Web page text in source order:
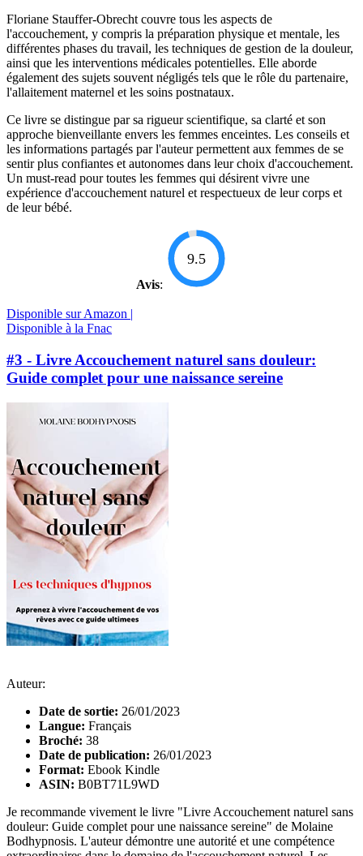
Floriane Stauffer-Obrecht couvre tous les aspects de
l'accouchement, y compris la préparation physique et mentale, les
différentes phases du travail, les techniques de gestion de la douleur,
ainsi que les interventions médicales potentielles. Elle aborde
également des sujets souvent négligés tels que le rôle du partenaire,
l'allaitement maternel et les soins postnataux.
Ce livre se distingue par sa rigueur scientifique, sa clarté et son
approche bienveillante envers les femmes enceintes. Les conseils et
les informations partagés par l'auteur permettent aux femmes de se
sentir plus confiantes et autonomes dans leur choix d'accouchement.
Un must-read pour toutes les femmes qui désirent vivre une
expérience d'accouchement naturel et respectueux de leur corps et
de leur bébé.
Avis:
9.5
Disponible sur Amazon |
Disponible à la Fnac
#3 - Livre Accouchement naturel sans douleur:
Guide complet pour une naissance sereine
Auteur:
Date de sortie: 26/01/2023
Langue: Français
Broché: 38
Date de publication: 26/01/2023
Format: Ebook Kindle
ASIN: B0BT71L9WD
Je recommande vivement le livre "Livre Accouchement naturel sans
douleur: Guide complet pour une naissance sereine" de Molaine
Bodhypnosis. L'auteur démontre une autorité et une compétence